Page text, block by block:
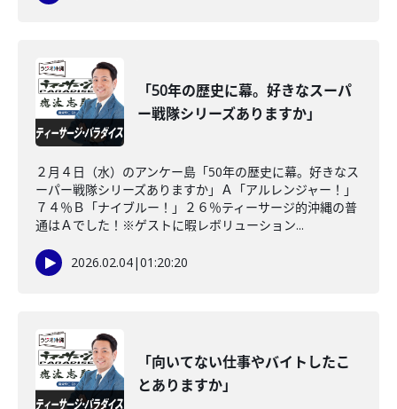
「50年の歴史に幕。好きなスーパ
ー戦隊シリーズありますか」
２月４日（水）のアンケー島「50年の歴史に幕。好きなス
ーパー戦隊シリーズありますか」Ａ「アルレンジャー！」
７４％Ｂ「ナイブルー！」２６％ティーサージ的沖縄の普
通はＡでした！※ゲストに暇レボリューション...
2026.02.04|01:20:20
「向いてない仕事やバイトしたこ
とありますか」